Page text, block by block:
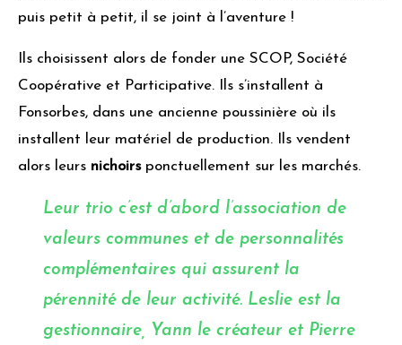
puis petit à petit, il se joint à l’aventure !
Ils choisissent alors de fonder une SCOP, Société
Coopérative et Participative. Ils s’installent à
Fonsorbes, dans une ancienne poussinière où ils
installent leur matériel de production. Ils vendent
alors leurs nichoirsponctuellement sur les marchés.
Leur trio c’est d’abord l’association de
valeurs communes et de personnalités
complémentaires qui assurent la
pérennité de leur activité. Leslie est la
gestionnaire, Yann le créateur et Pierre